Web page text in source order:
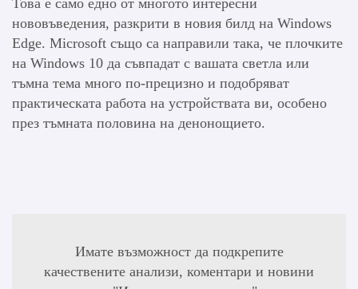
Това е само едно от многото интересни
нововъведения, разкрити в новия билд на Windows
Edge. Microsoft също са направили така, че плочките
на Windows 10 да съвпадат с вашата светла или
тъмна тема много по-прецизно и подобряват
практическата работа на устройствата ви, особено
през тъмната половина на денонощието.
Имате възможност да подкрепите
качествените анализи, коментари и новини